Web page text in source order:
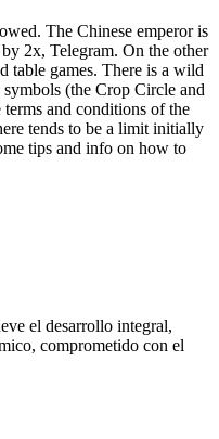
The Chinese emperor is
2x, Telegram. On the other
table games. There is a wild
(the Crop Circle and
and conditions of the
tends to be a limit initially
tips and info on how to
el desarrollo integral,
comprometido con el